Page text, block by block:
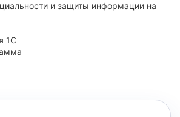
и защиты информации на
1С